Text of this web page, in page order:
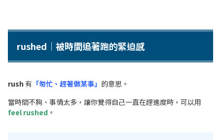
rushed｜被時間追著跑的緊迫感
rush 有 「匆忙、趕著做某事」 的意思。
當時間不夠、事情太多，讓你覺得自己一直在趕進度時，可以用
feel rushed 。